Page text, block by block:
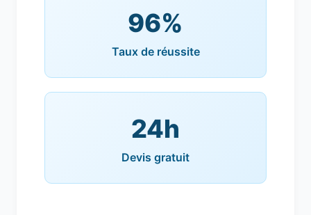
96%
Taux de réussite
24h
Devis gratuit